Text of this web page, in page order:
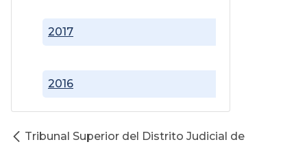
2016
2017
Tribunal Superior del Distrito Judicial de